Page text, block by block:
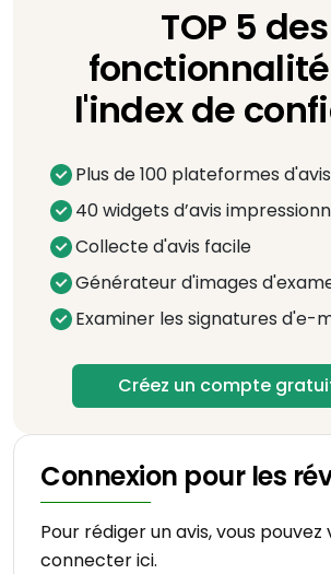
TOP 5 des
l'index de
Plus de 100 plateformes d'avis
40 widgets d’avis
Collecte d'avis facile
Générateur d'images
Examiner les signatures d'e-
Créez un compte
Connexion pour les
Pour rédiger un avis, vous pouvez
connecter ici.